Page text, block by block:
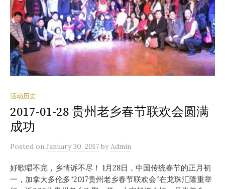
活动历史
2017-01-28 贵州老乡春节联欢会圆满
成功
Posted on January 30, 2017 byAdmin
好歌唱不完，乡情诉不尽！ 1月28日，中国传统春节的正月初
一，加拿大多伦多“2017贵州老乡春节联欢会”在龙珠汇隆重举